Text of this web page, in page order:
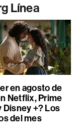
Línea
en agosto de
Netflix, Prime
Disney +? Los
del mes